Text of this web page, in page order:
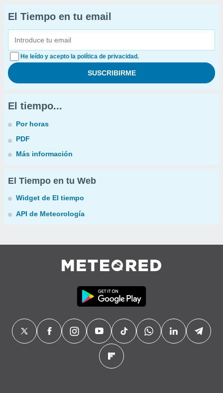
El Tiempo en tu email
He leído y acepto la política de privacidad.
El tiempo...
Por horas
PDF
Más información
El Tiempo en tu Web
Widget de El tiempo
API de Meteorología